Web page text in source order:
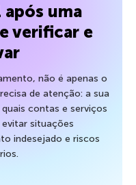
uma
verificar e
não é apenas o
de atenção: a sua
contas e serviços
situações
indesejado e riscos